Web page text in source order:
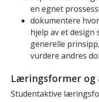
en egnet
dokumentere
hjelp av et
generelle
vurdere andres
Læringsformer
Studentaktive